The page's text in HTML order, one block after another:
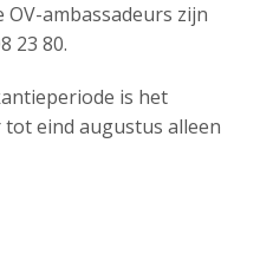
OV-ambassadeurs zijn
23 80.
is het
eind augustus alleen